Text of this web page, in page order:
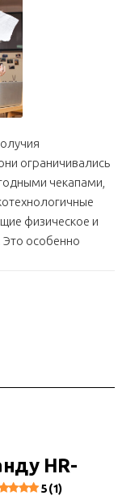
ограничивались
чекапами,
физическое и
Это особенно
HR-
5 (1)